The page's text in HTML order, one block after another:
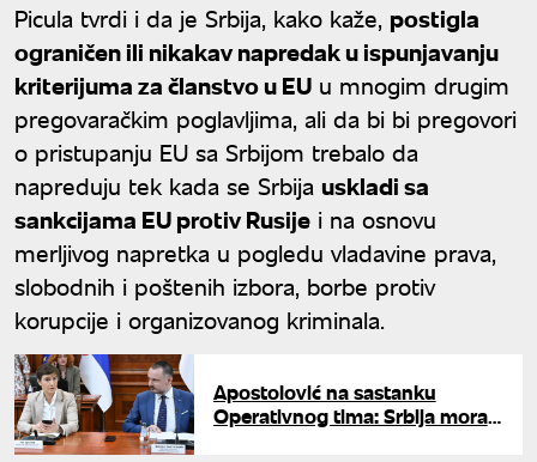
Picula tvrdi i da je Srbija, kako kaže, postigla
ograničen ili nikakav napredak u ispunjavanju
kriterijuma za članstvo u EU u mnogim drugim
pregovaračkim poglavljima, ali da bi bi pregovori
o pristupanju EU sa Srbijom trebalo da
napreduju tek kada se Srbija uskladi sa
sankcijama EU protiv Rusije i na osnovu
merljivog napretka u pogledu vladavine prava,
slobodnih i poštenih izbora, borbe protiv
korupcije i organizovanog kriminala.
Apostolović na sastanku
Operativnog tima: Srbija mora